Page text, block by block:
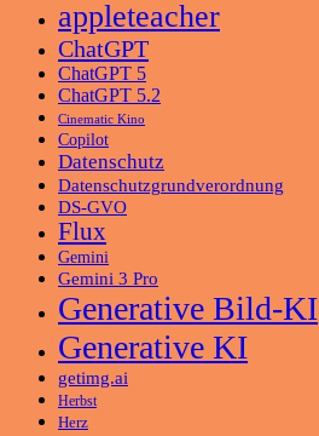
appleteacher
ChatGPT
ChatGPT 5
ChatGPT 5.2
Cinematic Kino
Copilot
Datenschutz
Datenschutzgrundverordnung
DS-GVO
Flux
Gemini
Gemini 3 Pro
Generative Bild-KI
Generative KI
getimg.ai
Herbst
Herz